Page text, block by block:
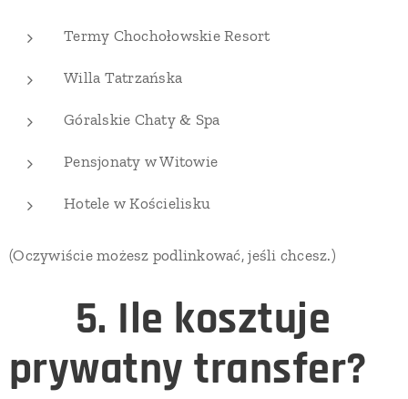
Termy Chochołowskie Resort
Willa Tatrzańska
Góralskie Chaty & Spa
Pensjonaty w Witowie
Hotele w Kościelisku
(Oczywiście możesz podlinkować, jeśli chcesz.)
5. Ile kosztuje
prywatny transfer?